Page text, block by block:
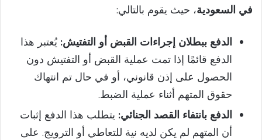
في السعودية، حيث يقوم بالتالي:
الدفع ببطلان إجراءات القبض أو التفتيش: يُعتبر هذا
الدفع قائمًا إذا تمت عملية القبض أو التفتيش دون
الحصول على إذن قانوني، أو في حال تم انتهاك
حقوق المتهم أثناء عملية الضبط.
الدفع بانتفاء القصد الجنائي: يتطلب هذا الدفع إثبات
أن المتهم لم يكن لديه نية للتعاطي أو الترويج. على